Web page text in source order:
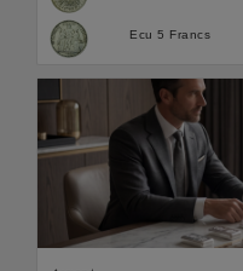
Ecu 5 Francs